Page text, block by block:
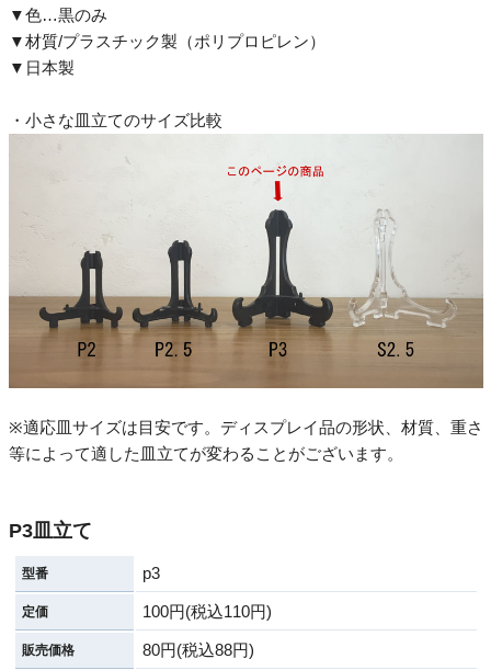
▼色…黒のみ
▼材質/プラスチック製（ポリプロピレン）
▼日本製
・小さな皿立てのサイズ比較
※適応皿サイズは目安です。ディスプレイ品の形状、材質、重さ
等によって適した皿立てが変わることがございます。
P3皿立て
型番 p3
定価 100円(税込110円)
販売価格 80円(税込88円)